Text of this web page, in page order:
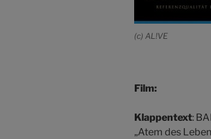
(c) AL!VE
Film:
Klappentext:
„Atem des